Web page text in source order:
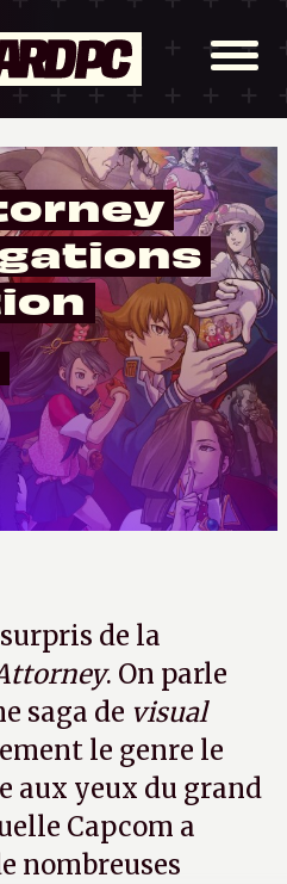
de la
. On parle
saga de visual
le genre le
aux yeux du grand
Capcom a
nombreuses